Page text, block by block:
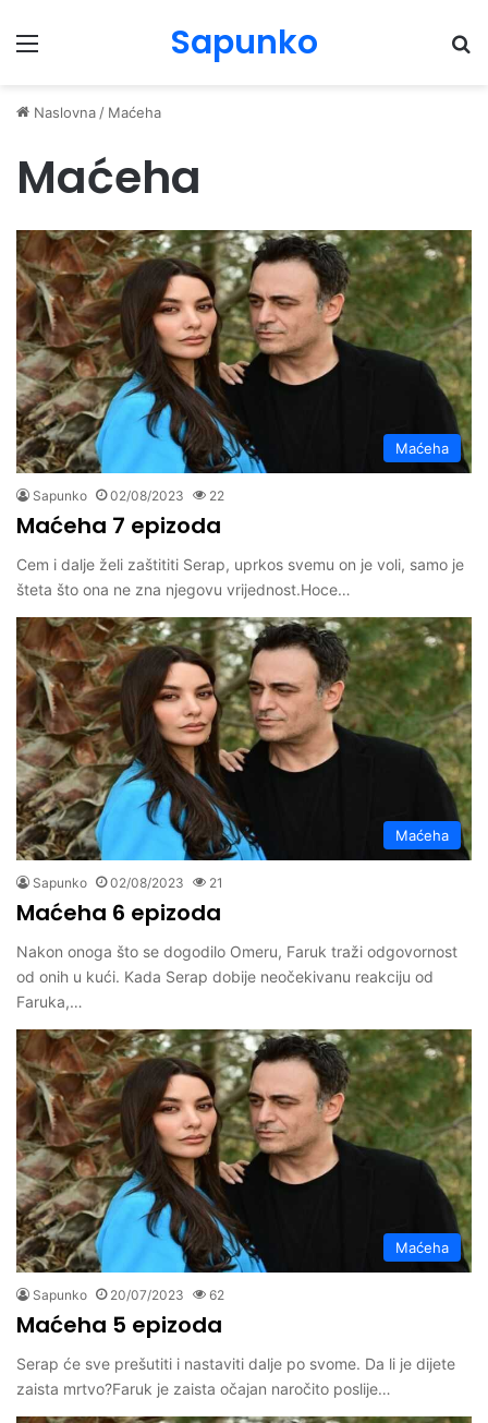
Menu Sapunko
Naslovna / Maćeha
Maćeha
Maćeha
Sapunko 02/08/2023 22
Maćeha 7 epizoda
Cem i dalje želi zaštititi Serap, uprkos svemu on je voli, samo je
šteta što ona ne zna njegovu vrijednost.Hoce…
Maćeha
Sapunko 02/08/2023 21
Maćeha 6 epizoda
Nakon onoga što se dogodilo Omeru, Faruk traži odgovornost
od onih u kući. Kada Serap dobije neočekivanu reakciju od
Faruka,…
Maćeha
Sapunko 20/07/2023 62
Maćeha 5 epizoda
Serap će sve prešutiti i nastaviti dalje po svome. Da li je dijete
zaista mrtvo?Faruk je zaista očajan naročito poslije…